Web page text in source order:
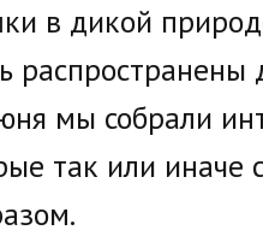
в дикой
мы собрали
так или